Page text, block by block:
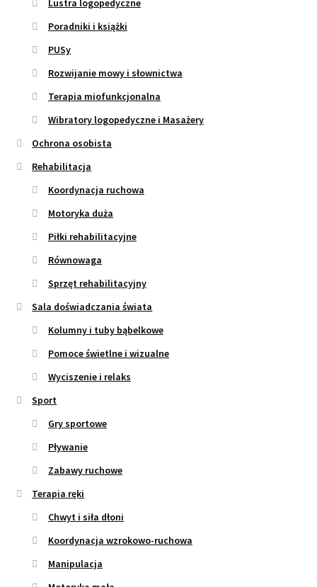
Lustra logopedyczne
Poradniki i książki
PUSy
Rozwijanie mowy i słownictwa
Terapia miofunkcjonalna
Wibratory logopedyczne i Masażery
Ochrona osobista
Rehabilitacja
Koordynacja ruchowa
Motoryka duża
Piłki rehabilitacyjne
Równowaga
Sprzęt rehabilitacyjny
Sala doświadczania świata
Kolumny i tuby bąbelkowe
Pomoce świetlne i wizualne
Wyciszenie i relaks
Sport
Gry sportowe
Pływanie
Zabawy ruchowe
Terapia ręki
Chwyt i siła dłoni
Koordynacja wzrokowo-ruchowa
Manipulacja